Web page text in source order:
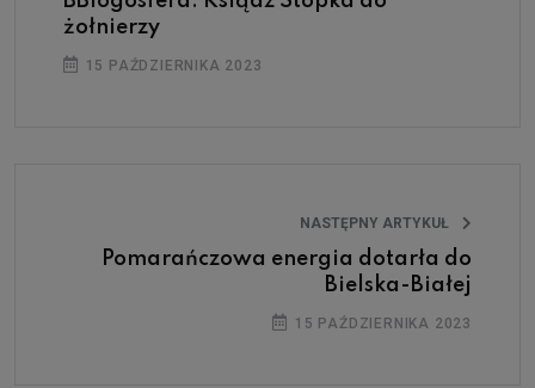
żołnierzy
15 PAŹDZIERNIKA 2023
NASTĘPNY ARTYKUŁ
Pomarańczowa energia dotarła do
Bielska-Białej
15 PAŹDZIERNIKA 2023